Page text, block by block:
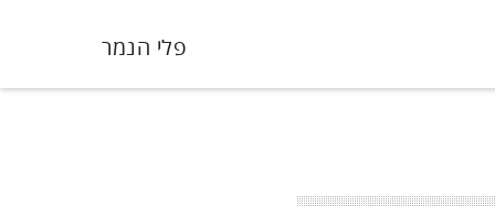
פלי הנמר